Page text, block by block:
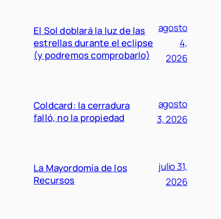
El Sol doblará la luz de las
estrellas durante el eclipse
(y podremos comprobarlo)
agosto
4,
2026
Coldcard: la cerradura
falló, no la propiedad
agosto
3, 2026
La Mayordomía de los
Recursos
julio 31,
2026